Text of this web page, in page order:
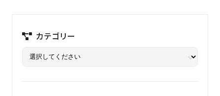
カテゴリー